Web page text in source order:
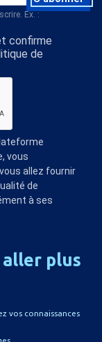
Ex. :
confirme
de
vous
allez fournir
de
à ses
aller plus
vos connaissances